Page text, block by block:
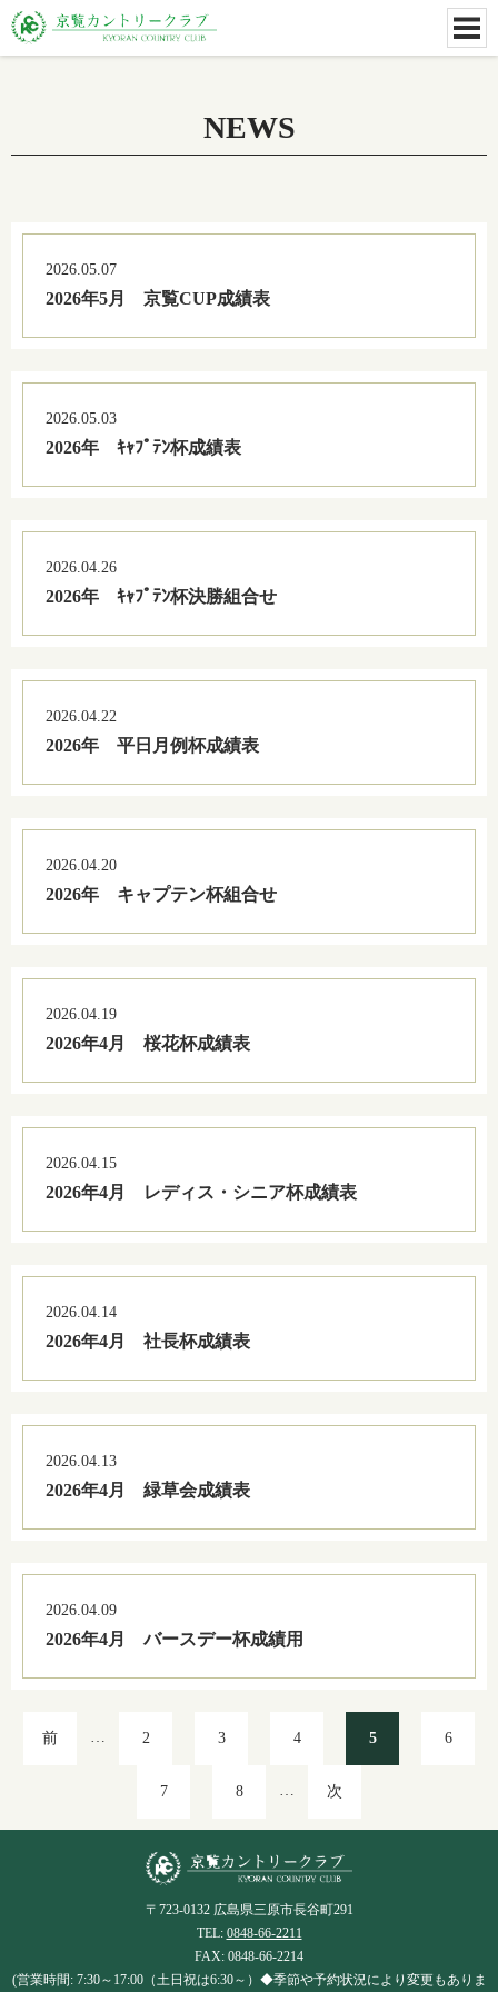
NEWS
2026.05.07
2026年5月 京覧CUP成績表
2026.05.03
2026年 ｷｬﾌﾟﾃﾝ杯成績表
2026.04.26
2026年 ｷｬﾌﾟﾃﾝ杯決勝組合せ
2026.04.22
2026年 平日月例杯成績表
2026.04.20
2026年 キャプテン杯組合せ
2026.04.19
2026年4月 桜花杯成績表
2026.04.15
2026年4月 レディス・シニア杯成績表
2026.04.14
2026年4月 社長杯成績表
2026.04.13
2026年4月 緑草会成績表
2026.04.09
2026年4月 バースデー杯成績用
前 … 2 3 4 5 6
7 8 … 次
〒723-0132 広島県三原市長谷町291
TEL: 0848-66-2211
FAX: 0848-66-2214
(営業時間: 7:30～17:00（土日祝は6:30～）◆季節や予約状況により変更もありま